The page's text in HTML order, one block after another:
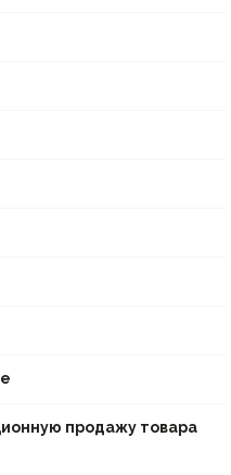
продажу товара